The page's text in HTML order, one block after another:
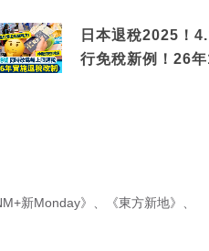
日本退稅2025！
行免稅新例！26年
新Monday》 《東方新地》